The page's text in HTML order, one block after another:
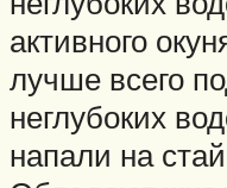
активного
лучше всего
неглубоких
напали на